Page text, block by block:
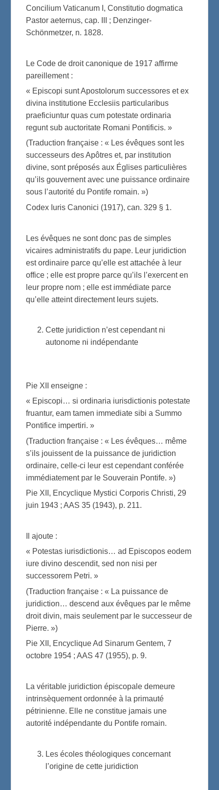
Concilium Vaticanum I, Constitutio dogmatica
Pastor aeternus, cap. III ; Denzinger-
Schönmetzer, n. 1828.
Le Code de droit canonique de 1917 affirme
pareillement :
« Episcopi sunt Apostolorum successores et ex
divina institutione Ecclesiis particularibus
praeficiuntur quas cum potestate ordinaria
regunt sub auctoritate Romani Pontificis. »
(Traduction française : « Les évêques sont les
successeurs des Apôtres et, par institution
divine, sont préposés aux Églises particulières
qu’ils gouvernent avec une puissance ordinaire
sous l’autorité du Pontife romain. »)
Codex Iuris Canonici (1917), can. 329 § 1.
Les évêques ne sont donc pas de simples
vicaires administratifs du pape. Leur juridiction
est ordinaire parce qu’elle est attachée à leur
office ; elle est propre parce qu’ils l’exercent en
leur propre nom ; elle est immédiate parce
qu’elle atteint directement leurs sujets.
Cette juridiction n’est cependant ni
autonome ni indépendante
Pie XII enseigne :
« Episcopi… si ordinaria iurisdictionis potestate
fruantur, eam tamen immediate sibi a Summo
Pontifice impertiri. »
(Traduction française : « Les évêques… même
s’ils jouissent de la puissance de juridiction
ordinaire, celle-ci leur est cependant conférée
immédiatement par le Souverain Pontife. »)
Pie XII, Encyclique Mystici Corporis Christi, 29
juin 1943 ; AAS 35 (1943), p. 211.
Il ajoute :
« Potestas iurisdictionis… ad Episcopos eodem
iure divino descendit, sed non nisi per
successorem Petri. »
(Traduction française : « La puissance de
juridiction… descend aux évêques par le même
droit divin, mais seulement par le successeur de
Pierre. »)
Pie XII, Encyclique Ad Sinarum Gentem, 7
octobre 1954 ; AAS 47 (1955), p. 9.
La véritable juridiction épiscopale demeure
intrinsèquement ordonnée à la primauté
pétrinienne. Elle ne constitue jamais une
autorité indépendante du Pontife romain.
Les écoles théologiques concernant
l’origine de cette juridiction